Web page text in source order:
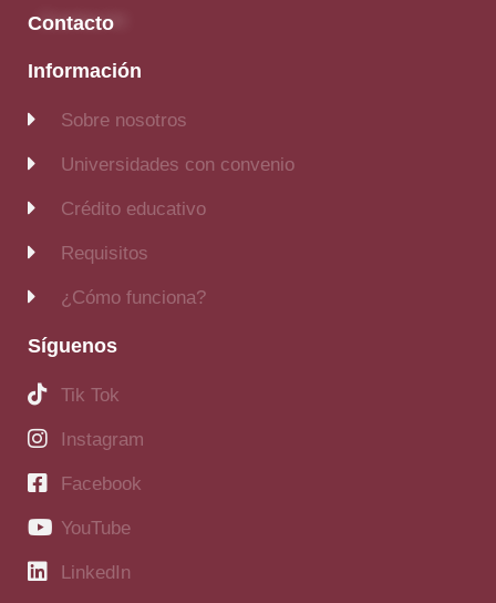
Contacto
Información
Sobre nosotros
Universidades con convenio
Crédito educativo
Requisitos
¿Cómo funciona?
Síguenos
Tik Tok
Instagram
Facebook
YouTube
LinkedIn